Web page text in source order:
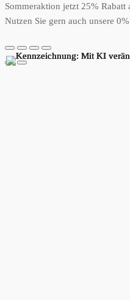
Sommeraktion jetzt 25%
Nutzen Sie gern auch unsere